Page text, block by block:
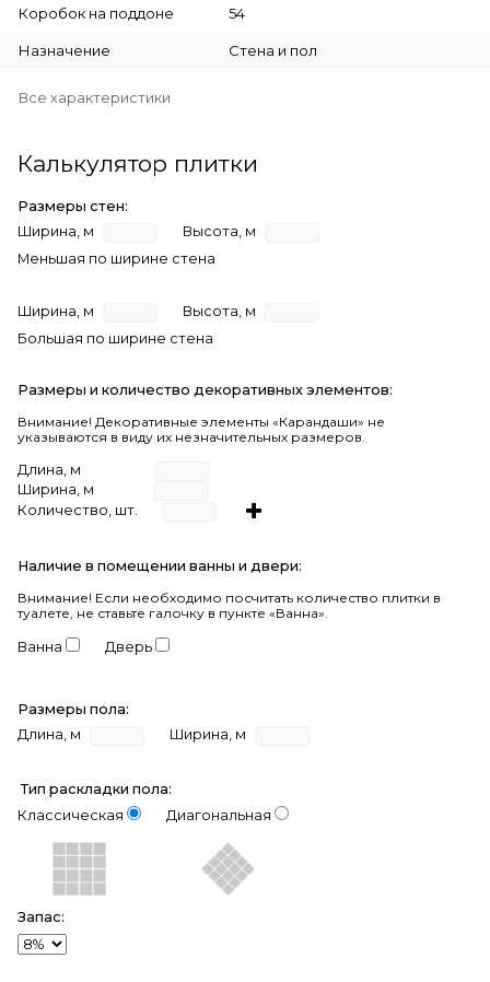
Коробок на поддоне 54
Назначение Стена и пол
Все характеристики
Калькулятор плитки
Размеры стен:
Ширина, м
Высота, м
Меньшая по ширине стена
Ширина, м
Высота, м
Большая по ширине стена
Размеры и количество декоративных элементов:
Внимание! Декоративные элементы «Карандаши» не
указываются в виду их незначительных размеров.
Длина, м
Ширина, м
Количество, шт.
Наличие в помещении ванны и двери:
Внимание! Если необходимо посчитать количество плитки в
туалете, не ставьте галочку в пункте «Ванна».
Ванна Дверь
Размеры пола:
Длина, м
Ширина, м
Тип раскладки пола:
Классическая
Диагональная
Запас: